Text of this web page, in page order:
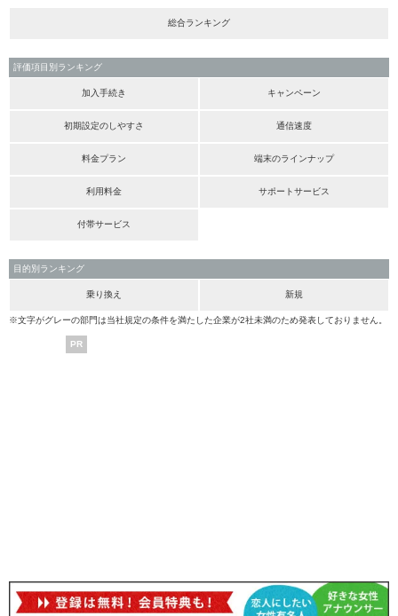
総合ランキング
評価項目別ランキング
加入手続き キャンペーン
初期設定のしやすさ 通信速度
料金プラン 端末のラインナップ
利用料金 サポートサービス
付帯サービス
目的別ランキング
乗り換え 新規
※文字がグレーの部門は当社規定の条件を満たした企業が2社未満のため発表しておりません。
PR